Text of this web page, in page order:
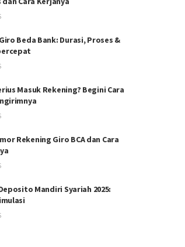
Beda Bank: Durasi, Proses &
Masuk Rekening? Begini Cara
Rekening Giro BCA dan Cara
Mandiri Syariah 2025: